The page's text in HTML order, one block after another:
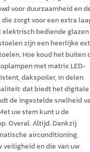
voor duurzaamheid en
zorgt voor een extra
elektrisch bediende glazen
zijn een heerlijke
Hoe koud het buiten
met matrix LED-
dakspoiler, in delen
dat biedt het digitale
de ingestelde snelheid
uw stem kunt u de
Overal. Altijd. Dankzij
airconditioning,
veiligheid en die van uw